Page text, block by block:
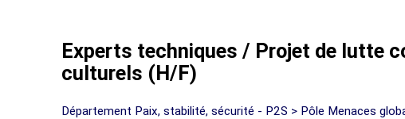
Experts techniques / Projet de lutte
culturels (H/F)
Département Paix, stabilité, sécurité - P2S > Pôle Menaces